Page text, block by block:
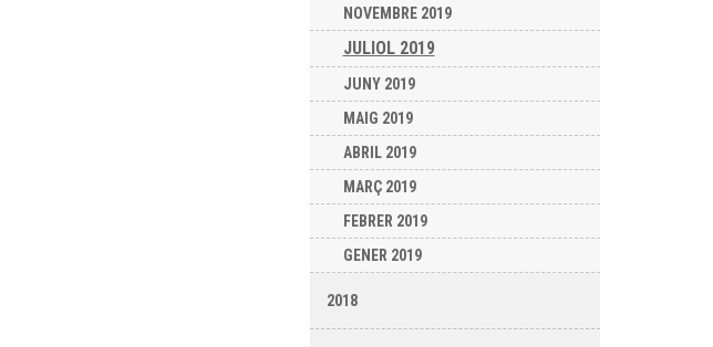
NOVEMBRE 2019
JULIOL 2019
JUNY 2019
MAIG 2019
ABRIL 2019
MARÇ 2019
FEBRER 2019
GENER 2019
2018